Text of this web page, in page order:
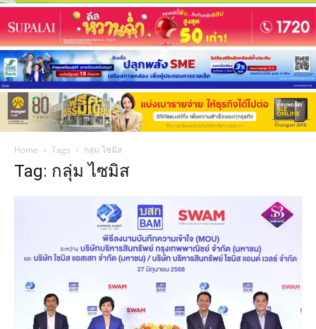
Home Tags กลุ่ม ไซมิส
Tag: กลุ่ม ไซมิส